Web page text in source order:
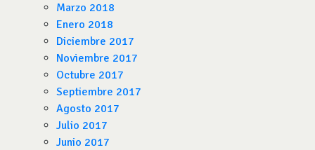
Marzo 2018
Enero 2018
Diciembre 2017
Noviembre 2017
Octubre 2017
Septiembre 2017
Agosto 2017
Julio 2017
Junio 2017